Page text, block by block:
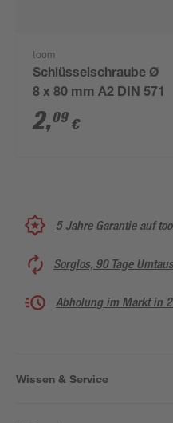
toom
Schlüsselschraube Ø
8 x 80 mm A2 DIN 571
2,09 €
5 Jahre Garantie auf
Sorglos, 90 Tage
Abholung im Markt in
Wissen & Service